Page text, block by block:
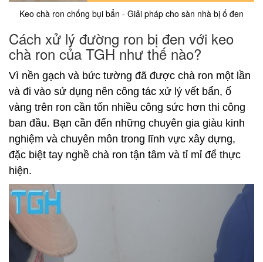
Keo chà ron chống bụi bẩn - Giải pháp cho sàn nhà bị ố đen
Cách xử lý đường ron bị đen với keo
chà ron của TGH như thế nào?
Vì nền gạch và bức tường đã được chà ron một lần
và đi vào sử dụng nên công tác xử lý vết bẩn, ố
vàng trên ron cần tốn nhiều công sức hơn thi công
ban đầu. Bạn cần đến những chuyên gia giàu kinh
nghiệm và chuyên môn trong lĩnh vực xây dựng,
đặc biệt tay nghề chà ron tận tâm và tỉ mỉ để thực
hiện.